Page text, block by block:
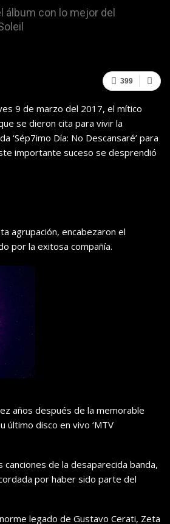
álbum con lo mejor del
399
9 de marzo del 2017, el mítico
se dieron cita para vivir la
‘Sép7imo Día: No Descansaré’ para
importante suceso se desprendió
agrupación, encabezaron el
por la exitosa compañía.
años después de la memorable
último disco en vivo ‘MTV
canciones de la desaparecida banda,
por haber sido parte del
legado de Gustavo Cerati, Zeta